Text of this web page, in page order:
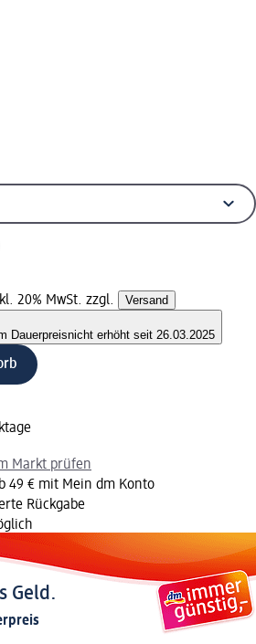
20% MwSt. zzgl. Versand
Dauerpreisnicht erhöht seit 26.03.2025
Markt prüfen
49 € mit Mein dm Konto
Rückgabe
Geld.